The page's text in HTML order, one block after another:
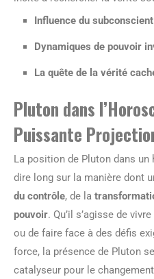
Influence du subconscient
Dynamiques de pouvoir
La quête de la vérité
Pluton dans
Puissante
La position de Pluton dans
dire long sur la manière dont
du contrôle, de la
pouvoir. Qu’il s’agisse de
ou de faire face à des défis
force, la présence de Pluton
catalyseur pour le